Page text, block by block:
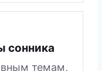
сонника
темам,